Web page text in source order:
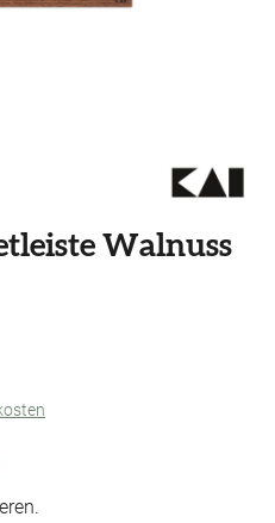
Walnuss